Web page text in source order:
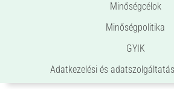
Minőségcélok
Minőségpolitika
GYIK
Adatkezelési és